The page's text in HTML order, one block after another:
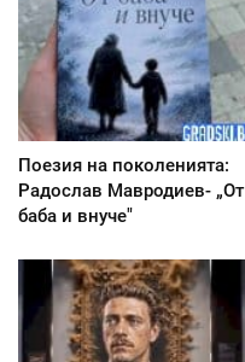
Поезия на поколенията:
Радослав Мавродиев- „От
баба и внуче"